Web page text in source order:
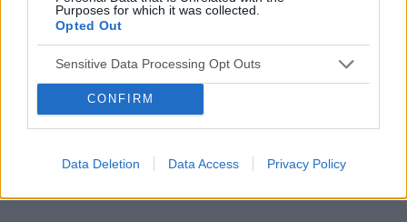
Purposes for which it was collected.
Opted Out
Sensitive Data Processing Opt Outs
CONFIRM
Data Deletion Data Access Privacy Policy